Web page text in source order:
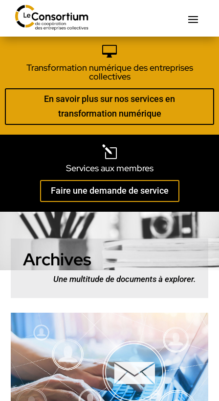

Transformation numérique des entreprises
collectives
En savoir plus sur nos services en
transformation numérique
l
Services aux membres
Faire une demande de service
Archives
Une multitude de documents à explorer.